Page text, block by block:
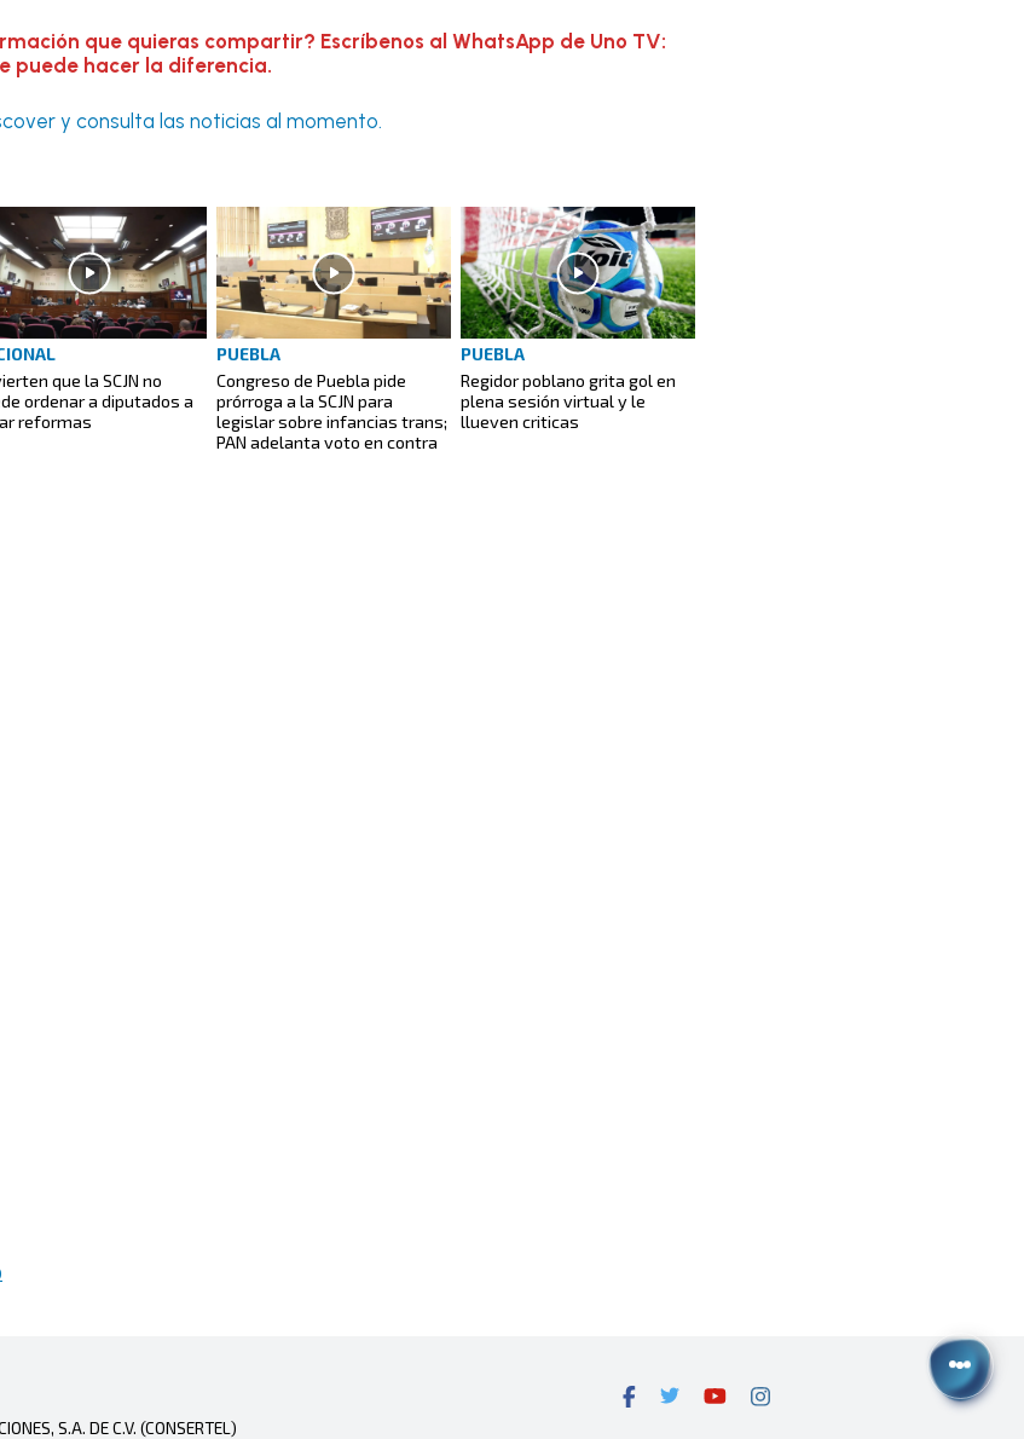
que quieras compartir? Escríbenos al WhatsApp de Uno TV:
puede hacer la diferencia.
y consulta las noticias al momento.
que la SCJN no
ordenar a diputados a
reformas
PUEBLA
Congreso de Puebla pide
prórroga a la SCJN para
legislar sobre infancias trans;
PAN adelanta voto en contra
PUEBLA
Regidor poblano grita gol en
plena sesión virtual y le
llueven criticas
S.A. DE C.V. (CONSERTEL)